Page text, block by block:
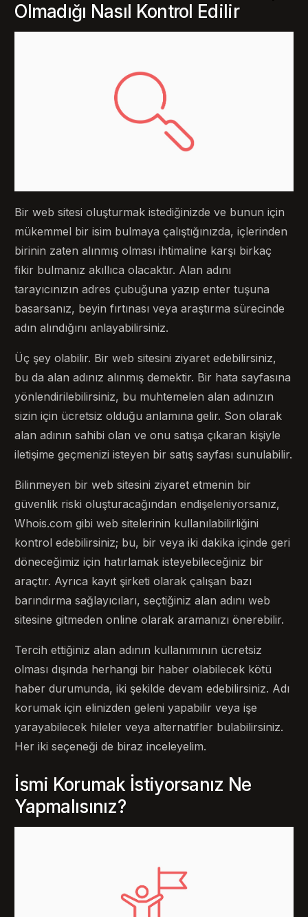
Olmadığı Nasıl Kontrol Edilir
Bir web sitesi oluşturmak istediğinizde ve bunun için
mükemmel bir isim bulmaya çalıştığınızda, içlerinden
birinin zaten alınmış olması ihtimaline karşı birkaç
fikir bulmanız akıllıca olacaktır. Alan adını
tarayıcınızın adres çubuğuna yazıp enter tuşuna
basarsanız, beyin fırtınası veya araştırma sürecinde
adın alındığını anlayabilirsiniz.
Üç şey olabilir. Bir web sitesini ziyaret edebilirsiniz,
bu da alan adınız alınmış demektir. Bir hata sayfasına
yönlendirilebilirsiniz, bu muhtemelen alan adınızın
sizin için ücretsiz olduğu anlamına gelir. Son olarak
alan adının sahibi olan ve onu satışa çıkaran kişiyle
iletişime geçmenizi isteyen bir satış sayfası sunulabilir.
Bilinmeyen bir web sitesini ziyaret etmenin bir
güvenlik riski oluşturacağından endişeleniyorsanız,
Whois.com gibi web sitelerinin kullanılabilirliğini
kontrol edebilirsiniz; bu, bir veya iki dakika içinde geri
döneceğimiz için hatırlamak isteyebileceğiniz bir
araçtır. Ayrıca kayıt şirketi olarak çalışan bazı
barındırma sağlayıcıları, seçtiğiniz alan adını web
sitesine gitmeden online olarak aramanızı önerebilir.
Tercih ettiğiniz alan adının kullanımının ücretsiz
olması dışında herhangi bir haber olabilecek kötü
haber durumunda, iki şekilde devam edebilirsiniz. Adı
korumak için elinizden geleni yapabilir veya işe
yarayabilecek hileler veya alternatifler bulabilirsiniz.
Her iki seçeneği de biraz inceleyelim.
İsmi Korumak İstiyorsanız Ne
Yapmalısınız?